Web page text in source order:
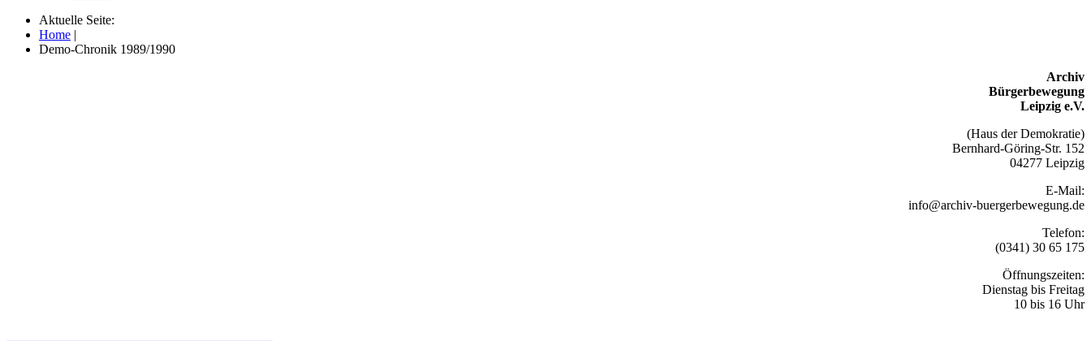
Aktuelle Seite:
Home |
Demo-Chronik 1989/1990
Archiv
Bürgerbewegung
Leipzig e.V.
(Haus der Demokratie)
Bernhard-Göring-Str. 152
04277 Leipzig
E-Mail:
info@archiv-buergerbewegung.de
Telefon:
(0341) 30 65 175
Öffnungszeiten:
Dienstag bis Freitag
10 bis 16 Uhr